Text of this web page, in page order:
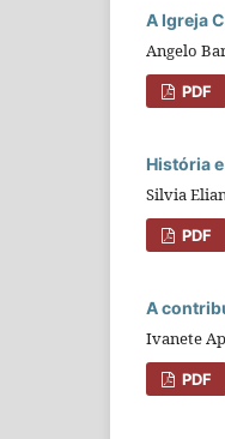
A Igreja
Angelo
PDF
História
Silvia
PDF
A
Ivanete
PDF